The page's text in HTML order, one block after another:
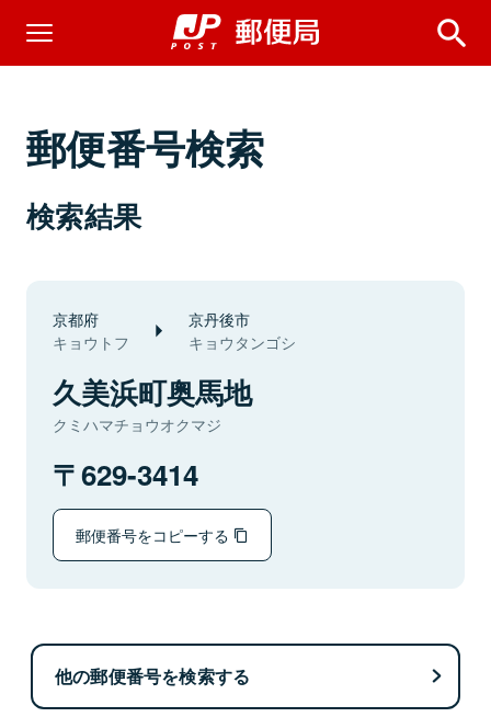
郵便番号検索
検索結果
京都府
キョウトフ
京丹後市
キョウタンゴシ
久美浜町奥馬地
クミハマチョウオクマジ
629-3414
郵便番号をコピーする
他の郵便番号を検索する